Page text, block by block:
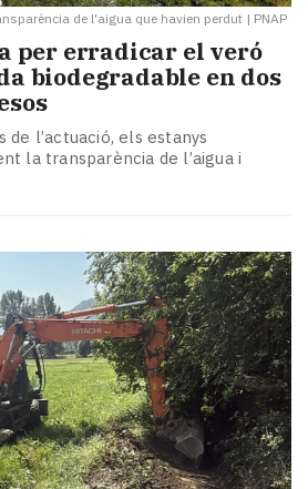
de l'aigua que havien perdut | PNAP
per erradicar el veró
biodegradable en dos
de l’actuació, els estanys
la transparència de l’aigua i